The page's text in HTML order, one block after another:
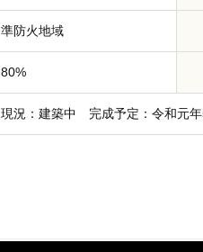
準防火地域
80%
現況：建築中 完成予定：令和元年